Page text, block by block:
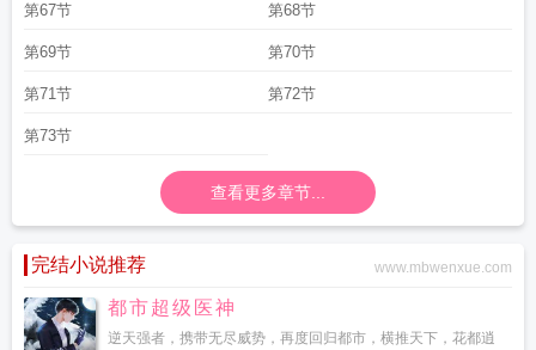
第67节 第68节
第69节 第70节
第71节 第72节
第73节
查看更多章节...
完结小说推荐 www.mbwenxue.com
都市超级医神
逆天强者，携带无尽威势，再度回归都市，横推天下，花都逍